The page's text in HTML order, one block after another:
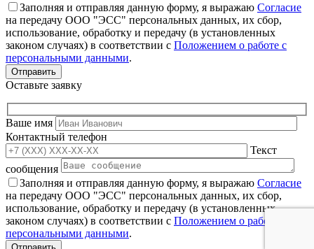
Заполняя и отправляя данную форму, я выражаю Согласие
на передачу ООО "ЭСС" персональных данных, их сбор,
использование, обработку и передачу (в установленных
законом случаях) в соответствии с Положением о работе с
персональными данными.
Оставьте заявку
Ваше имя
Контактный телефон
Текст
сообщения
Заполняя и отправляя данную форму, я выражаю Согласие
на передачу ООО "ЭСС" персональных данных, их сбор,
использование, обработку и передачу (в установленных
законом случаях) в соответствии с Положением о работе с
персональными данными.